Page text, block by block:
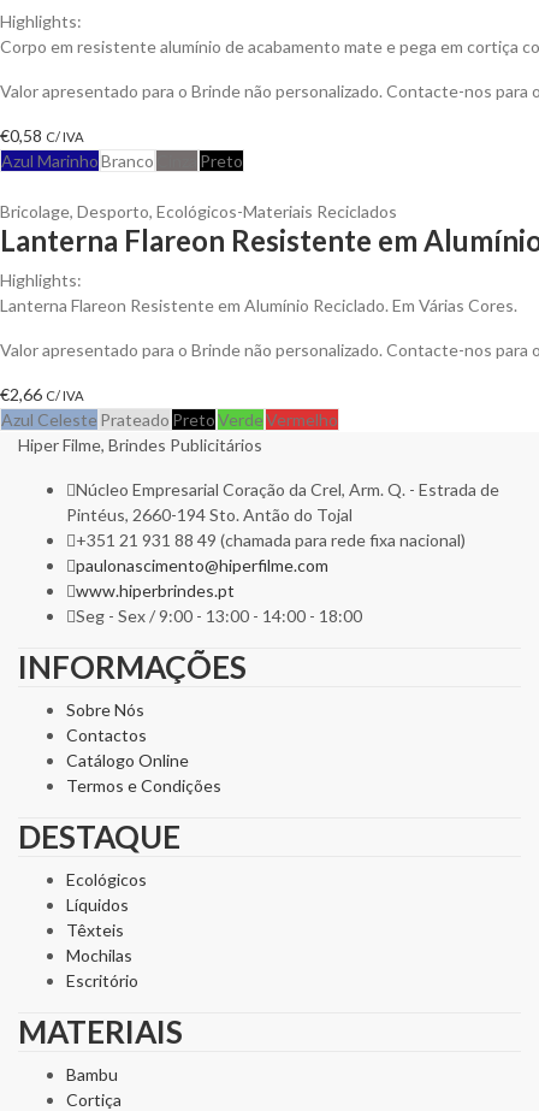
Highlights:
Corpo em resistente alumínio de acabamento mate e pega em cortiça
Valor apresentado para o Brinde não personalizado. Contacte-nos
€0,58 C/ IVA
Azul MarinhoBranco Preto
Bricolage, Desporto, Ecológicos-Materiais Reciclados
Lanterna Flareon Resistente em
Highlights:
Lanterna Flareon Resistente em Alumínio Reciclado. Em Várias Cores.
Valor apresentado para o Brinde não personalizado. Contacte-nos
€2,66 C/ IVA
Azul Celeste Prateado PretoVerdeVermelho
Hiper Filme, Brindes Publicitários
Núcleo Empresarial Coração da Crel, Arm. Q. - Estrada de
Pintéus, 2660-194 Sto. Antão do Tojal
+351 21 931 88 49 (chamada para rede fixa nacional)
paulonascimento@hiperfilme.com
www.hiperbrindes.pt
Seg - Sex / 9:00 - 13:00 - 14:00 - 18:00
INFORMAÇÕES
Sobre Nós
Contactos
Catálogo Online
Termos e Condições
DESTAQUE
Ecológicos
Líquidos
Têxteis
Mochilas
Escritório
MATERIAIS
Bambu
Cortiça